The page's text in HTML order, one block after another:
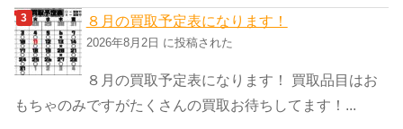
８月の買取予定表になります！
2026年8月2日 に投稿された
８月の買取予定表になります！ 買取品目はお
もちゃのみですがたくさんの買取お待ちしてます！...